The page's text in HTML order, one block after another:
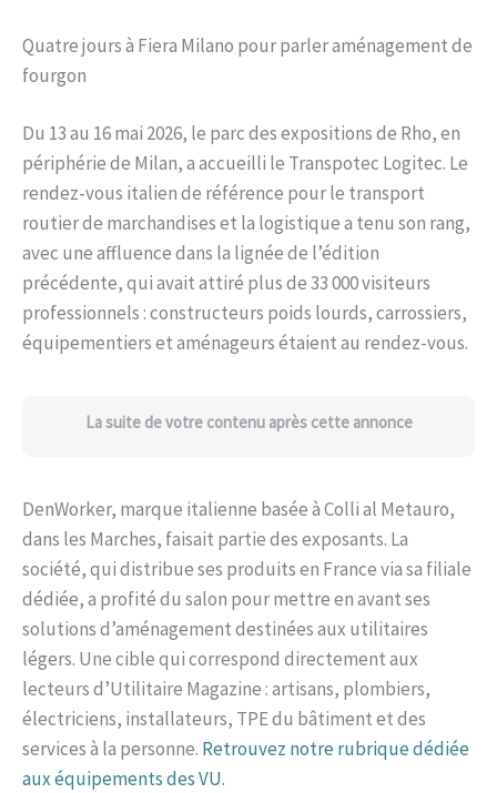
Quatre jours à Fiera Milano pour parler aménagement de
fourgon
Du 13 au 16 mai 2026, le parc des expositions de Rho, en
périphérie de Milan, a accueilli le Transpotec Logitec. Le
rendez-vous italien de référence pour le transport
routier de marchandises et la logistique a tenu son rang,
avec une affluence dans la lignée de l’édition
précédente, qui avait attiré plus de 33 000 visiteurs
professionnels : constructeurs poids lourds, carrossiers,
équipementiers et aménageurs étaient au rendez-vous.
La suite de votre contenu après cette annonce
DenWorker, marque italienne basée à Colli al Metauro,
dans les Marches, faisait partie des exposants. La
société, qui distribue ses produits en France via sa filiale
dédiée, a profité du salon pour mettre en avant ses
solutions d’aménagement destinées aux utilitaires
légers. Une cible qui correspond directement aux
lecteurs d’Utilitaire Magazine : artisans, plombiers,
électriciens, installateurs, TPE du bâtiment et des
services à la personne. Retrouvez notre rubrique dédiée
aux équipements des VU.